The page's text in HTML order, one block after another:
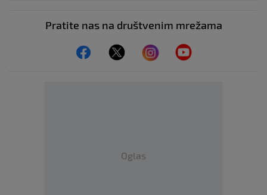
Pratite nas na društvenim mrežama
Oglas